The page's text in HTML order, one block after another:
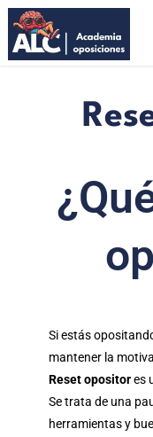
Si estás
mantener la
Reset opositores
Se trata de una
herramientas y